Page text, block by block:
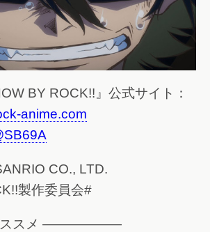
BY ROCK!!』公式サイト：
anime.com
CO., LTD.
製作委員会#
ススメ ——————